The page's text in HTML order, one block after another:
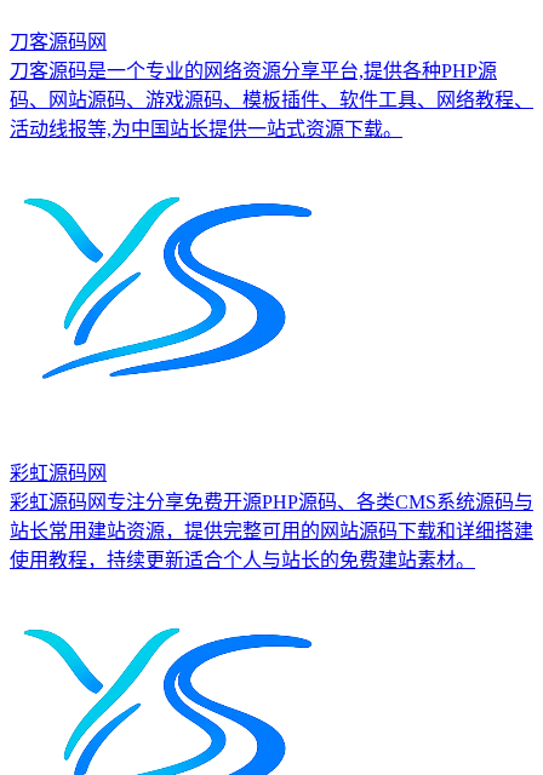
刀客源码网
刀客源码是一个专业的网络资源分享平台,提供各种PHP源
码、网站源码、游戏源码、模板插件、软件工具、网络教程、
活动线报等,为中国站长提供一站式资源下载。
彩虹源码网
彩虹源码网专注分享免费开源PHP源码、各类CMS系统源码与
站长常用建站资源，提供完整可用的网站源码下载和详细搭建
使用教程，持续更新适合个人与站长的免费建站素材。